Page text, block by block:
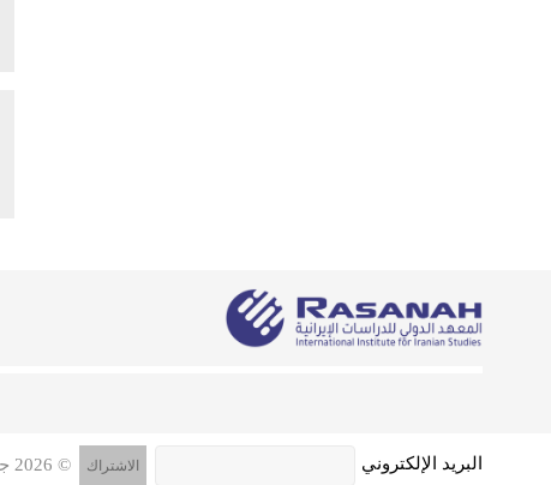
البريد الإلكتروني © 2026 جميع الحقوق محفوظة, المعهد الدولي للدراسات الإيرانية